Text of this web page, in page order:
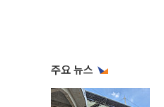
주요 뉴스